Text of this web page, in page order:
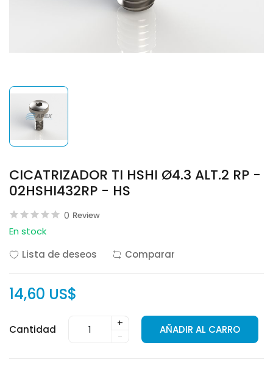
CICATRIZADOR TI HSHI Ø4.3 ALT.2 RP -
02HSHI432RP - HS
0 Review
En stock
Lista de deseos
Comparar
14,60 US$
Cantidad
+
-
AÑADIR AL CARRO